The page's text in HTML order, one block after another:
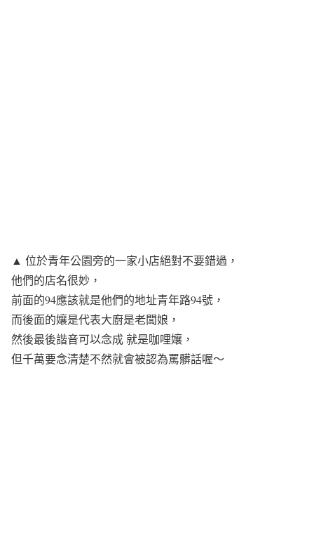
▲ 位於青年公園旁的一家小店絕對不要錯過，
他們的店名很妙，
前面的94應該就是他們的地址青年路94號，
而後面的孃是代表大廚是老闆娘，
然後最後諧音可以念成 就是咖哩孃，
但千萬要念清楚不然就會被認為罵髒話喔～